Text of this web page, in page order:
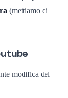
(mettiamo di
modifica del